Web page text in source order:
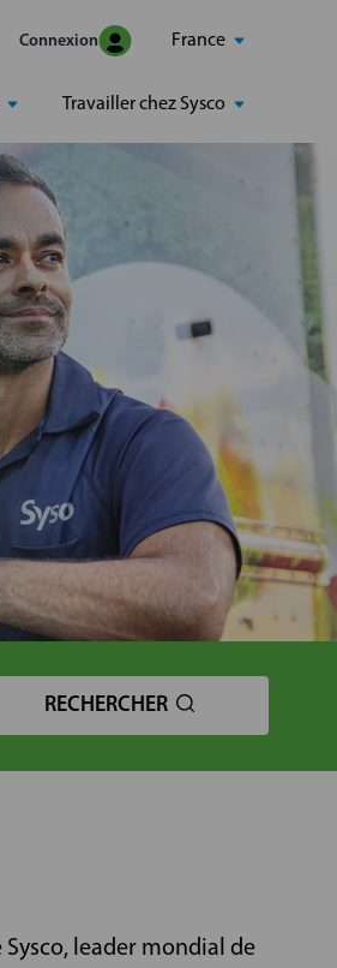
Connexion France
Travailler chez Sysco
RECHERCHER
leader mondial de